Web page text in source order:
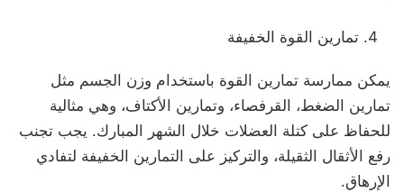
تمارين القوة الخفيفة
يمكن ممارسة تمارين القوة باستخدام وزن الجسم مثل
تمارين الضغط، القرفصاء، وتمارين الأكتاف، وهي مثالية
للحفاظ على كتلة العضلات خلال الشهر المبارك. يجب تجنب
رفع الأثقال الثقيلة، والتركيز على التمارين الخفيفة لتفادي
الإرهاق.